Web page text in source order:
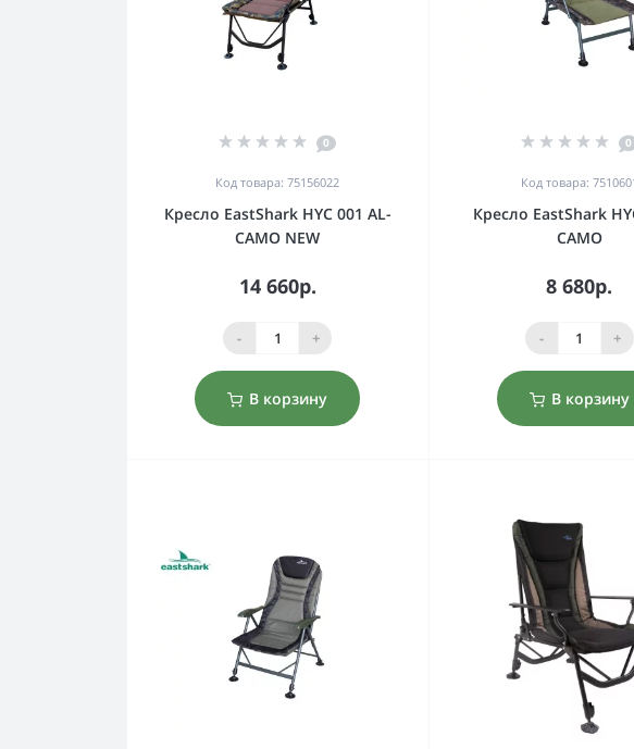
0
Код товара: 75156022
Кресло EastShark HYC 001 AL-
CAMO NEW
14 660р.
- +
В корзину
0
Код товара:
Кресло EastShark
CAMO
8 680р.
- +
В корзину